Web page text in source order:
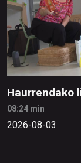
Haurrendako
08:24 min
2026-08-03